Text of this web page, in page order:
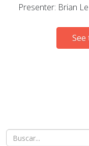
Presenter: Brian